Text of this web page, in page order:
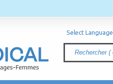
Select Language